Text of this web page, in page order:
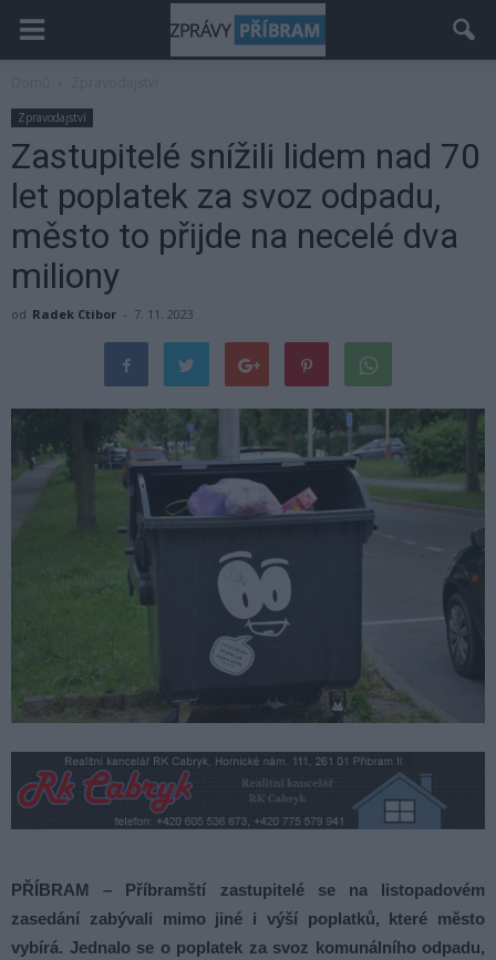
Zpravodajství
Zastupitelé snížili lidem nad 70
let poplatek za svoz odpadu,
město to přijde na necelé dva
miliony
od Radek Ctibor - 7. 11. 2023
PŘÍBRAM – Příbramští zastupitelé se na listopadovém
zasedání zabývali mimo jiné i výší poplatků, které město
vybírá. Jednalo se o poplatek za svoz komunálního odpadu,